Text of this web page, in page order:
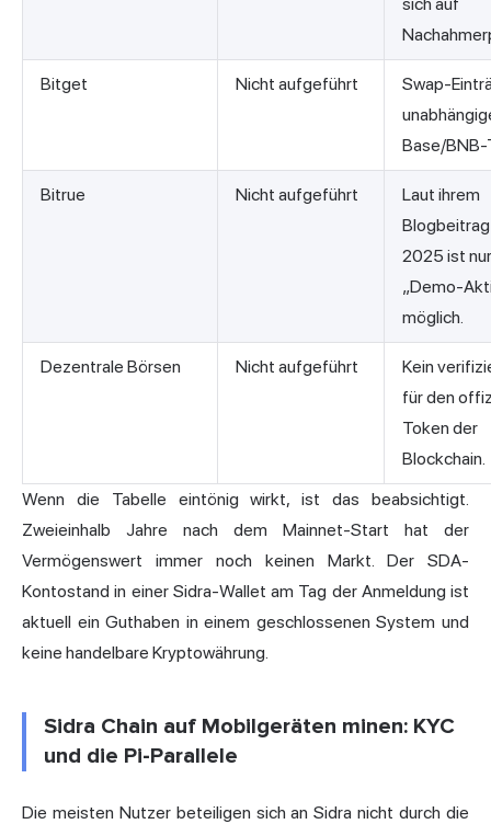
Bitget Nicht aufgeführt
Swap-
Base/BNB-
Bitrue Nicht aufgeführt
Laut ihrem
2025 ist
„Demo-
möglich.
Dezentrale Börsen Nicht aufgeführt
Kein
für den
Token der
Blockchain.
Wenn die Tabelle eintönig wirkt, ist das beabsichtigt.
Zweieinhalb Jahre nach dem Mainnet-Start hat der
Vermögenswert immer noch keinen Markt. Der SDA-
Kontostand in einer Sidra-Wallet am Tag der Anmeldung ist
aktuell ein Guthaben in einem geschlossenen System und
keine handelbare Kryptowährung.
Sidra Chain auf Mobilgeräten minen: KYC
und die Pi-Parallele
Die meisten Nutzer beteiligen sich an Sidra nicht durch die